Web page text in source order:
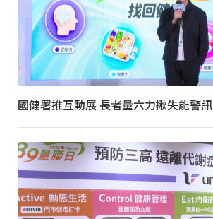
國健署推互動展 長者量六力揪失能警訊